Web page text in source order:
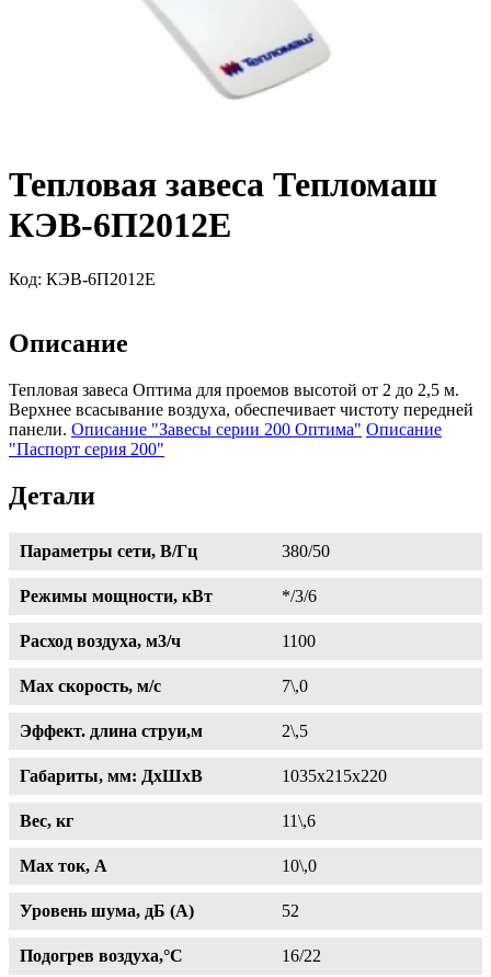
Тепловая завеса Тепломаш
КЭВ-6П2012Е
Код: КЭВ-6П2012Е
Описание
Тепловая завеса Оптима для проемов высотой от 2 до 2,5 м.
Верхнее всасывание воздуха, обеспечивает чистоту передней
панели. Описание "Завесы серии 200 Оптима" Описание
"Паспорт серия 200"
Детали
Параметры сети, В/Гц 380/50
Режимы мощности, кВт */3/6
Расход воздуха, м3/ч 1100
Max скорость, м/с 7\,0
Эффект. длина струи,м 2\,5
Габариты, мм: ДхШхВ 1035х215х220
Вес, кг 11\,6
Max ток, A 10\,0
Уровень шума, дБ (А) 52
Подогрев воздуха,°С 16/22